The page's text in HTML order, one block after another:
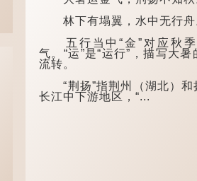
不会真正感到悲伤；
后来引申为比喻人执
迷不悟，不到彻底失
败，便不肯罢休。
许多人对这上半
句耳熟能详，但它其
实还有下半句——
「不到黄河心不
死」...
林下有塌翼，水中无行舟
五行当中“金”对应秋季
气。“运”是“运行”，描写大
流转。
“荆扬”指荆州（湖北）和
长江中下游地区，“...